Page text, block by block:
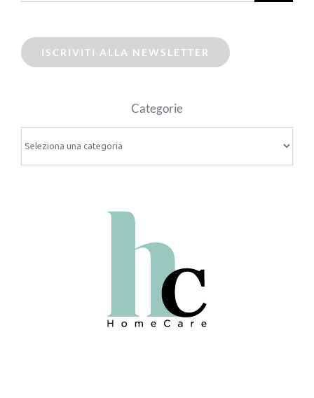
ISCRIVITI ALLA NEWSLETTER
Categorie